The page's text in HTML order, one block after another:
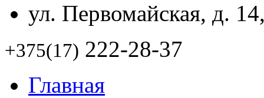
ул. Первомайская, д.
+375(17) 222-28-37
Главная